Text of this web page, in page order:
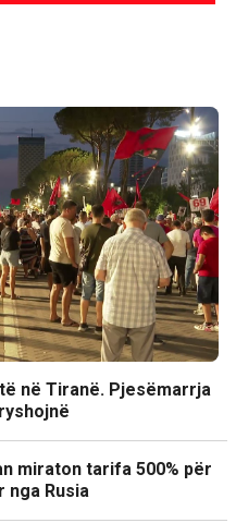
në Tiranë. Pjesëmarrja
miraton tarifa 500% për
nga Rusia